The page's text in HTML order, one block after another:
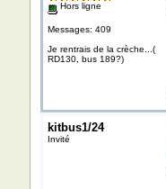
Hors ligne
Messages: 409
Je rentrais de la crèche...(
RD130, bus 189?)
kitbus1/24
Invité